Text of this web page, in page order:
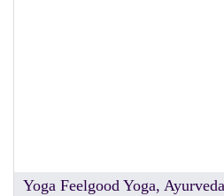
Yoga Feelgood Yoga,